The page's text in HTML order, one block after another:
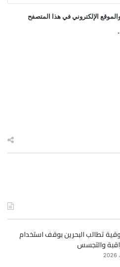
الإلكتروني في هذا المتصفح
تطالب البحرين بوقف استخدام
والتجسس